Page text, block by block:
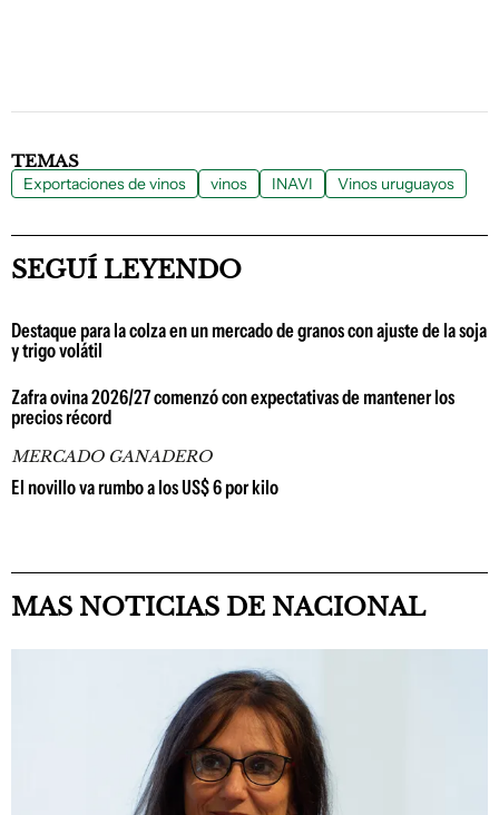
TEMAS
Exportaciones de vinos vinos INAVI Vinos uruguayos
SEGUÍ LEYENDO
Destaque para la colza en un mercado de granos con ajuste de la soja
y trigo volátil
Zafra ovina 2026/27 comenzó con expectativas de mantener los
precios récord
MERCADO GANADERO
El novillo va rumbo a los US$ 6 por kilo
MAS NOTICIAS DE NACIONAL